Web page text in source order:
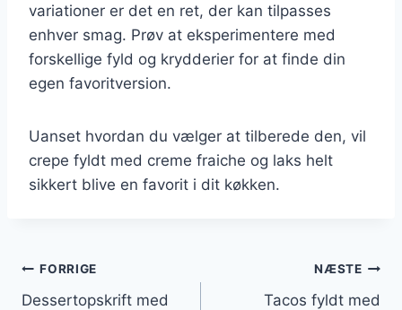
variationer er det en ret, der kan tilpasses
enhver smag. Prøv at eksperimentere med
forskellige fyld og krydderier for at finde din
egen favoritversion.
Uanset hvordan du vælger at tilberede den, vil
crepe fyldt med creme fraiche og laks helt
sikkert blive en favorit i dit køkken.
Indlægsnavigation
FORRIGE
Dessertopskrift med
NÆSTE
Tacos fyldt med